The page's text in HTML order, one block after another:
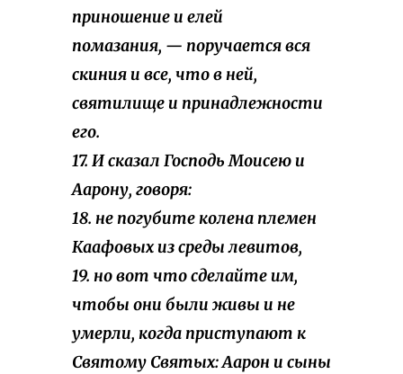
приношение и елей
помазания, — поручается вся
скиния и все, что в ней,
святилище и принадлежности
его.
17. И сказал Господь Моисею и
Аарону, говоря:
18. не погубите колена племен
Каафовых из среды левитов,
19. но вот что сделайте им,
чтобы они были живы и не
умерли, когда приступают к
Святому Святых: Аарон и сыны